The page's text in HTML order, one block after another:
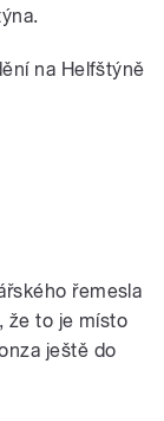
na Helfštýně
řemesla
že to je místo
ještě do